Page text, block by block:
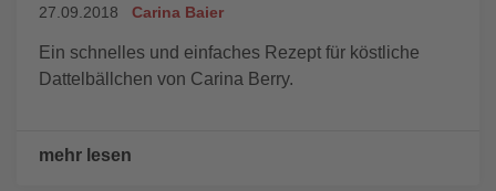
27.09.2018 Carina Baier
Ein schnelles und einfaches Rezept für köstliche
Dattelbällchen von Carina Berry.
mehr lesen